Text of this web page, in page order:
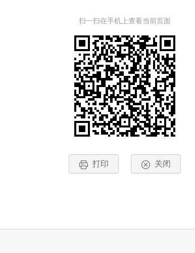
扫一扫在手机上查看当前页面
打印 关闭